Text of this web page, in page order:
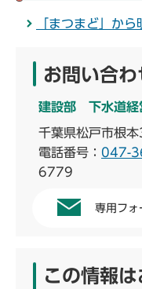
「まつまど」か
お問い合わ
建設部 下水道経
千葉県松戸市根
電話番号： 047-
6779
専用フォ
この情報